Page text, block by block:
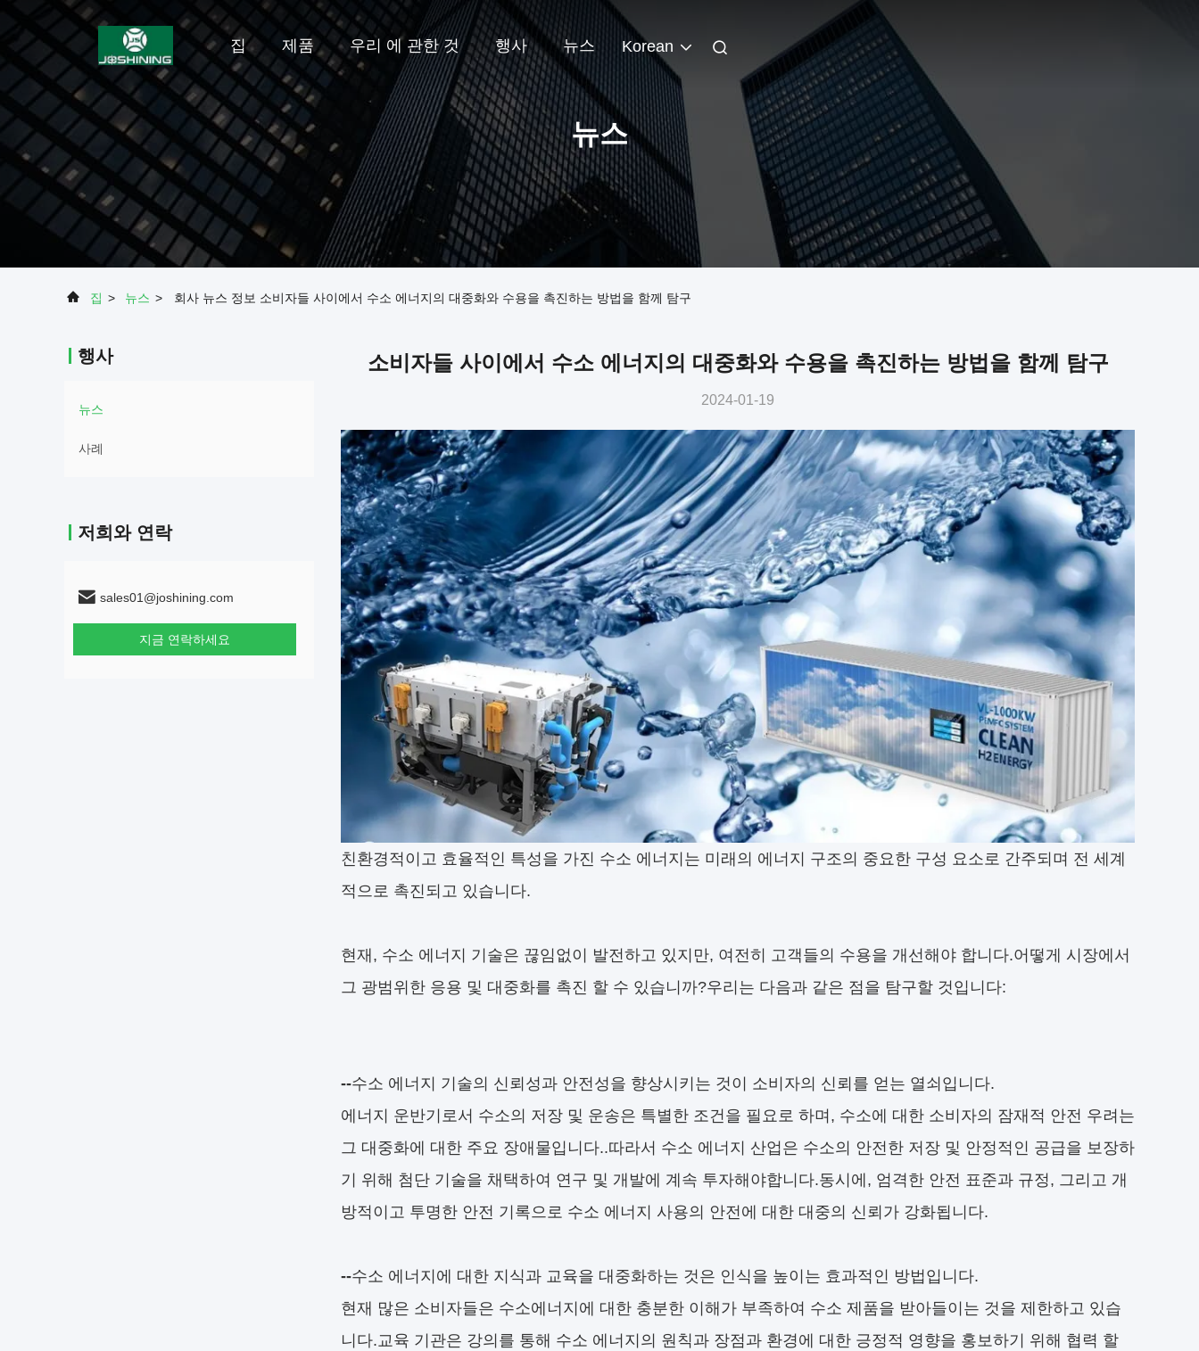
집 제품 우리 에 관한 것 행사 뉴스 Korean
뉴스
집 > 뉴스 > 회사 뉴스 정보 소비자들 사이에서 수소 에너지의 대중화와 수용을 촉진하는 방법을 함께 탐구
행사
뉴스
사례
저희와 연락
sales01@joshining.com
지금 연락하세요
소비자들 사이에서 수소 에너지의 대중화와 수용을 촉진하는 방법을 함께 탐구
2024-01-19
친환경적이고 효율적인 특성을 가진 수소 에너지는 미래의 에너지 구조의 중요한 구성 요소로 간주되며 전 세계
적으로 촉진되고 있습니다.
현재, 수소 에너지 기술은 끊임없이 발전하고 있지만, 여전히 고객들의 수용을 개선해야 합니다.어떻게 시장에서
그 광범위한 응용 및 대중화를 촉진 할 수 있습니까?우리는 다음과 같은 점을 탐구할 것입니다:
--수소 에너지 기술의 신뢰성과 안전성을 향상시키는 것이 소비자의 신뢰를 얻는 열쇠입니다.
에너지 운반기로서 수소의 저장 및 운송은 특별한 조건을 필요로 하며, 수소에 대한 소비자의 잠재적 안전 우려는
그 대중화에 대한 주요 장애물입니다..따라서 수소 에너지 산업은 수소의 안전한 저장 및 안정적인 공급을 보장하
기 위해 첨단 기술을 채택하여 연구 및 개발에 계속 투자해야합니다.동시에, 엄격한 안전 표준과 규정, 그리고 개
방적이고 투명한 안전 기록으로 수소 에너지 사용의 안전에 대한 대중의 신뢰가 강화됩니다.
--수소 에너지에 대한 지식과 교육을 대중화하는 것은 인식을 높이는 효과적인 방법입니다.
현재 많은 소비자들은 수소에너지에 대한 충분한 이해가 부족하여 수소 제품을 받아들이는 것을 제한하고 있습
니다.교육 기관은 강의를 통해 수소 에너지의 원칙과 장점과 환경에 대한 긍정적 영향을 홍보하기 위해 협력 할